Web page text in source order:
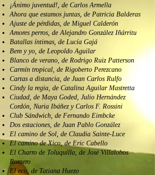
¡Ánimo juventud!, de Carlos Armella
Ahora que estamos juntas, de Patricia Balderas
Ajuste de pérdidas, de Miguel Calderón
Amores perros, de Alejandro González Iñárritu
Batallas íntimas, de Lucía Gajá
Bem y yo, de Leopoldo Aguilar
Blanco de verano, de Rodrigo Ruiz Patterson
Carmín tropical, de Rigoberto Perezcano
Cartas a distancia, de Juan Carlos Rulfo
Cindy la regia, de Catalina Aguilar Mastretta
Ciudad, de Maya Goded, Julio Hernández
Cordón, Nuria Ibáñez y Carlos F. Rossini
Club Sándwich, de Fernando Eimbcke
Dos estaciones, de Juan Pablo González
El camino de Sol, de Claudia Sainte-Luce
El camino de Xico, de Eric Cabello
El Charro de Toluquilla, de José Villalobos
Romero
El eco, de Tatiana Huezo